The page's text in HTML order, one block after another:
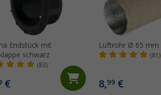
Endstück mit
schwarz
(83)
€
Luftrohr Ø 65 mm
(81)
8,99 €